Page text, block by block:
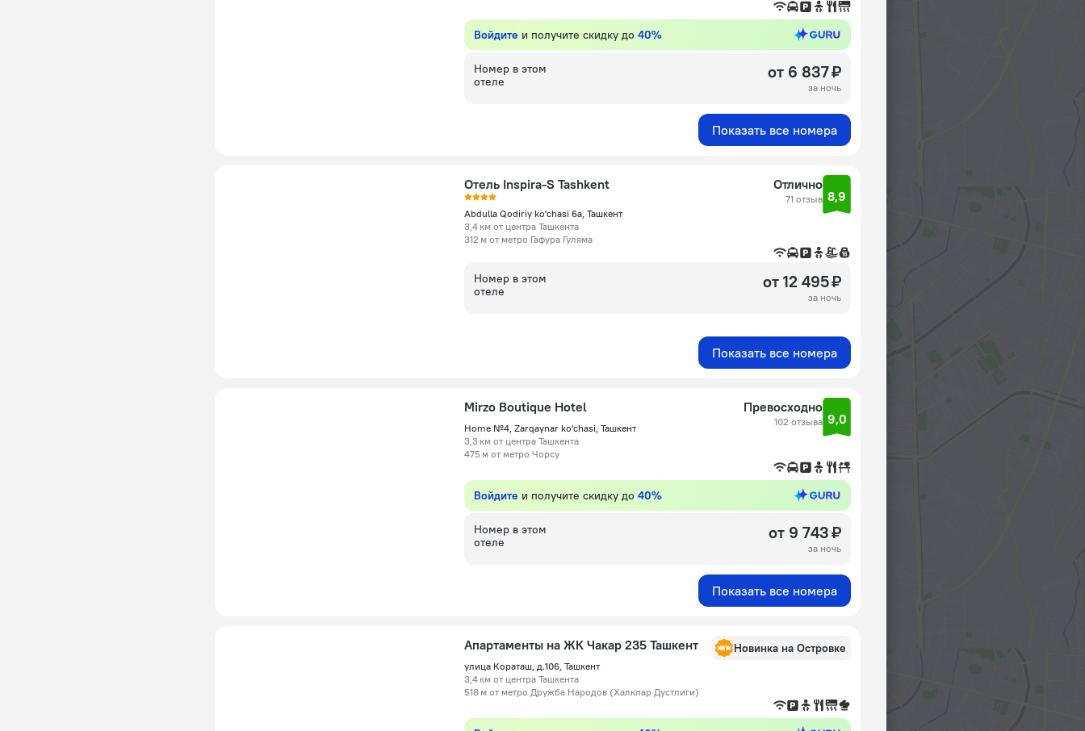
Войдите и получите скидку до 40%
Номер в этом
отеле
от 6 837 ₽
за ночь
Показать все номера
Отель Inspira-S Tashkent
Abdulla Qodiriy ko'chasi 6a, Ташкент
3,4 км от центра Ташкента
312 м от метро Гафура Гуляма
Отлично
71 отзыв 8,9
Номер в этом
отеле
от 12 495 ₽
за ночь
Показать все номера
Mirzo Boutique Hotel
Home №4, Zarqaynar ko'chasi, Ташкент
3,3 км от центра Ташкента
475 м от метро Чорсу
Превосходно
102 отзыва 9,0
Войдите и получите скидку до 40%
Номер в этом
отеле
от 9 743 ₽
за ночь
Показать все номера
Апартаменты на ЖК Чакар 235 Ташкент
улица Кораташ, д.106, Ташкент
3,4 км от центра Ташкента
518 м от метро Дружба Народов (Халклар Дустлиги)
Новинка на Островке